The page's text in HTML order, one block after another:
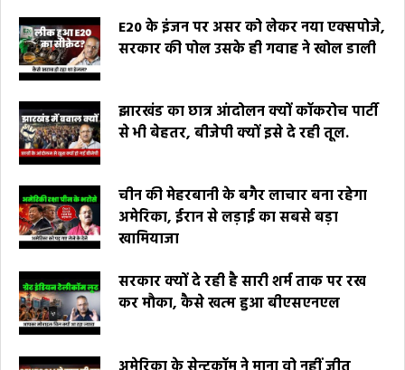
E20 के इंजन पर असर को लेकर नया एक्सपोजे,
सरकार की पोल उसके ही गवाह ने खोल डाली
झारखंड का छात्र आंदोलन क्यों कॉकरोच पार्टी
से भी बेहतर, बीजेपी क्यों इसे दे रही तूल.
चीन की मेहरबानी के बगैर लाचार बना रहेगा
अमेरिका, ईरान से लड़ाई का सबसे बड़ा
खामियाजा
सरकार क्यों दे रही है सारी शर्म ताक पर रख
कर मौका, कैसे खत्म हुआ बीएसएनएल